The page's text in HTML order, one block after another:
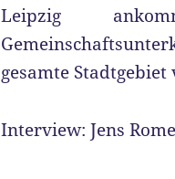
Leipzig
gesamte
Interview: Jens